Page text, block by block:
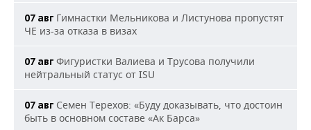
07 авг Гимнастки Мельникова и Листунова пропустят
ЧЕ из-за отказа в визах
07 авг Фигуристки Валиева и Трусова получили
нейтральный статус от ISU
07 авг Семен Терехов: «Буду доказывать, что достоин
быть в основном составе «Ак Барса»